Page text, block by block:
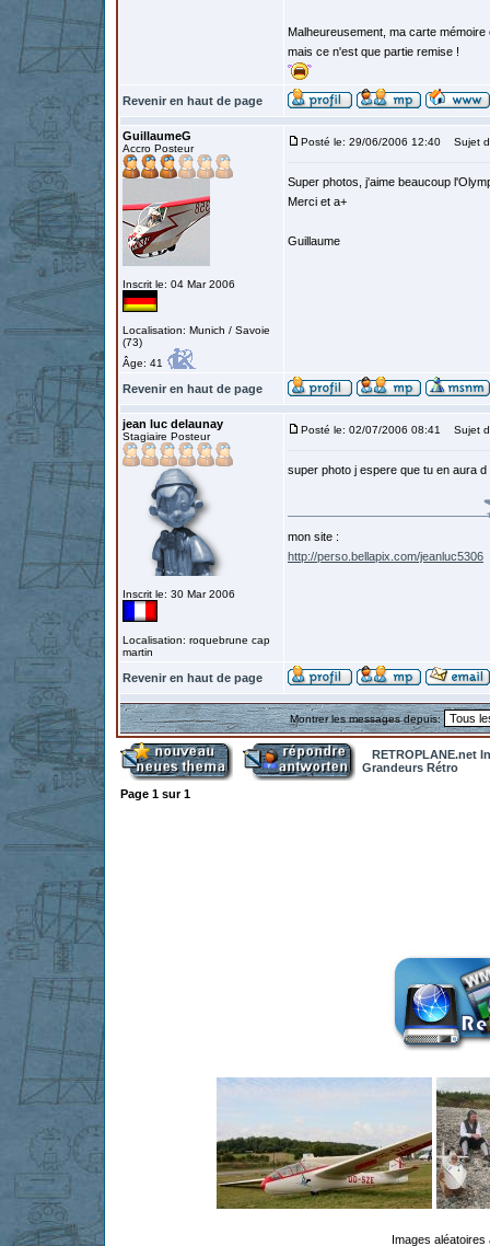
Malheureusement, ma carte
mais ce n'est que partie remise !
Revenir en haut de page
GuillaumeG
Accro Posteur
Inscrit le: 04 Mar 2006
Localisation: Munich / Savoie
(73)
Âge: 41
Posté le: 29/06/2006 12:40 Sujet
Super photos, j'aime beaucoup
Merci et a+
Guillaume
Revenir en haut de page
jean luc delaunay
Stagiaire Posteur
Inscrit le: 30 Mar 2006
Localisation: roquebrune cap
martin
Posté le: 02/07/2006 08:41 Sujet
super photo j espere que tu en aura d
mon site :
http://perso.bellapix.com/jeanluc5306
Revenir en haut de page
Montrer les messages depuis:
RETROPLANE.net
Grandeurs Rétro
Page 1 sur1
Images aléatoires